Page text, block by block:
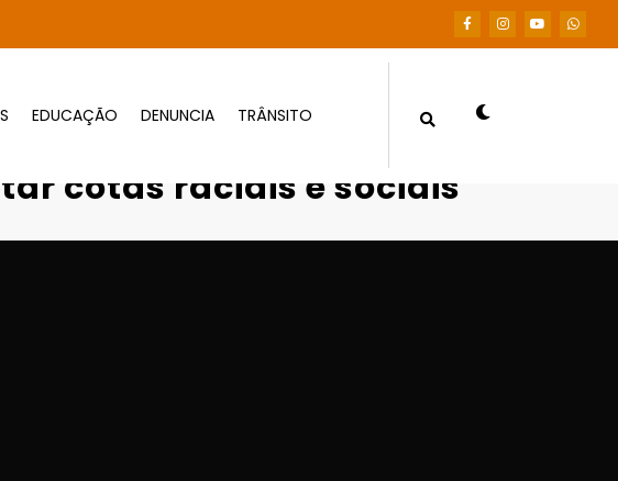
EDUCAÇÃO DENUNCIA TRÂNSITO
a adotar cotas raciais e sociais
cotas raciais e sociais